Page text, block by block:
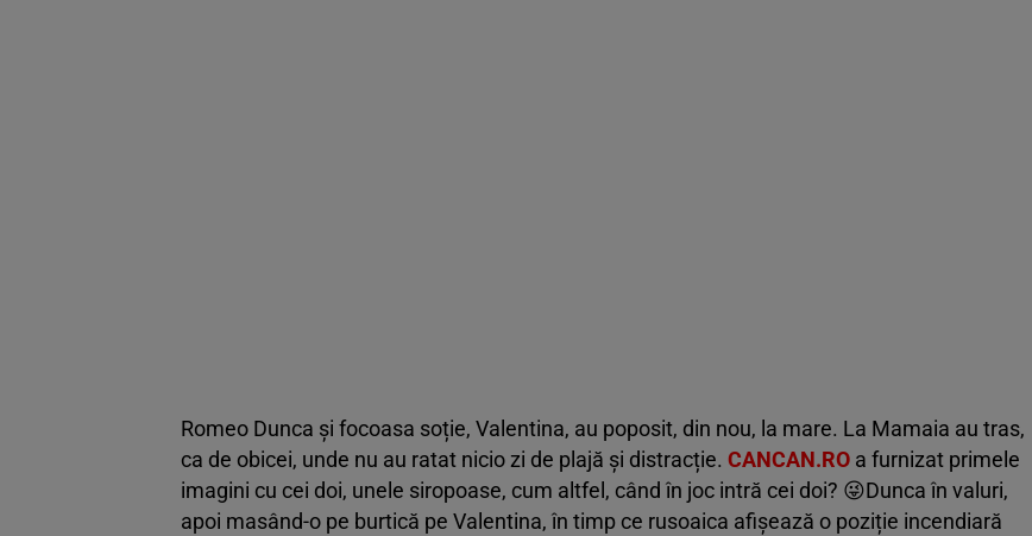
Romeo Dunca și focoasa soție, Valentina, au poposit, din nou, la mare. La Mamaia au tras,
ca de obicei, unde nu au ratat nicio zi de plajă și distracție. CANCAN.RO a furnizat primele
imagini cu cei doi, unele siropoase, cum altfel, când în joc intră cei doi? 😜Dunca în valuri,
apoi masând-o pe burtică pe Valentina, în timp ce rusoaica afișează o poziție incendiară